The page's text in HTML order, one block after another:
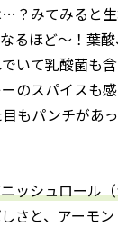
？みてみると
るほど～！葉
いて乳酸菌も
のスパイスも
もパンチがあ
ッシュロール（
さと、アーモ